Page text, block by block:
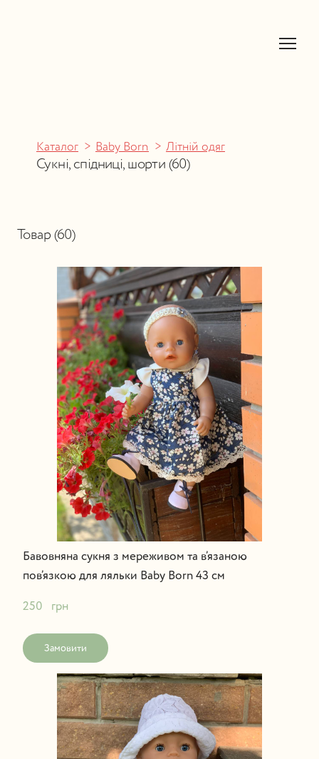
Каталог Baby Born Літній одяг
Сукні, спідниці, шорти (60)
Товар (60)
Бавовняна сукня з мереживом та в’язаною
пов’язкою для ляльки Baby Born 43 см
250   грн
Замовити